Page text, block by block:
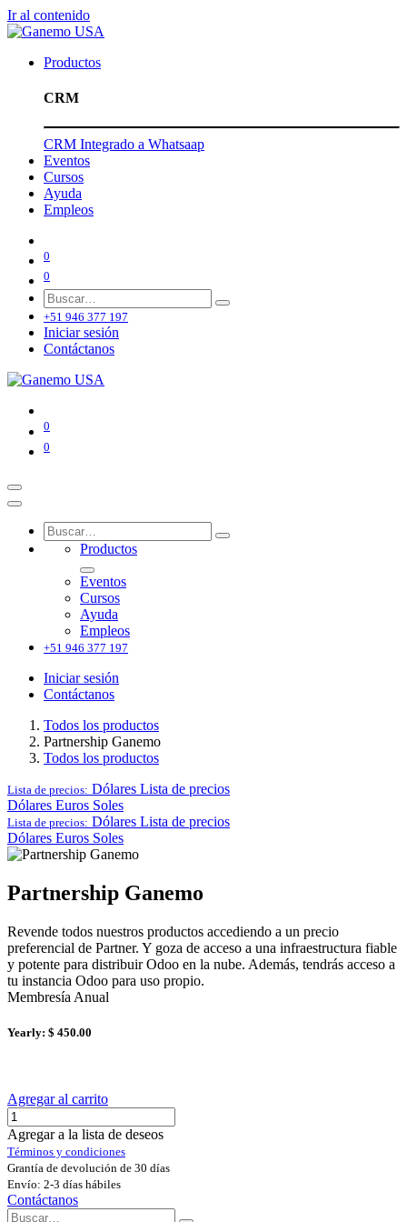
Ir al contenido
Productos
CRM
CRM Integrado a Whatsaap
Eventos
Cursos
Ayuda
Empleos
0
0
+51 946 377 197
Iniciar sesión
Contáctanos
0
0
Productos
Eventos
Cursos
Ayuda
Empleos
+51 946 377 197
Iniciar sesión
Contáctanos
Todos los productos
Partnership Ganemo
Todos los productos
Lista de precios: Dólares Lista de precios
Dólares Euros Soles
Lista de precios: Dólares Lista de precios
Dólares Euros Soles
Partnership Ganemo
Revende todos nuestros productos accediendo a un precio
preferencial de Partner. Y goza de acceso a una infraestructura fiable
y potente para distribuir Odoo en la nube. Además, tendrás acceso a
tu instancia Odoo para uso propio.
Membresía Anual
Yearly: $ 450.00
Agregar al carrito
Agregar a la lista de deseos
Términos y condiciones
Grantía de devolución de 30 días
Envío: 2-3 días hábiles
Contáctanos